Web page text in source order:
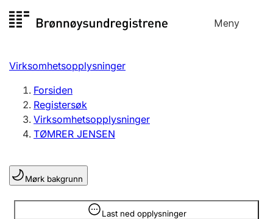
til
Meny
Registersøk
Aksjeselskap
Enkeltpersonforetak
Registrere, endre, slette
Lag og forening
Registrere, endre, slette
Virksomhetsopplysninger
Forsiden
Registersøk
Virksomhetsopplysninger
TØMRER JENSEN
Mørk bakgrunn
Last ned opplysninger
Opplysninger er skjult